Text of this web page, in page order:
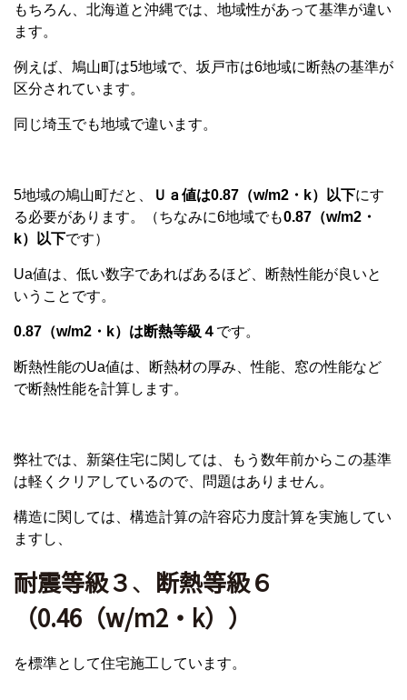
もちろん、北海道と沖縄では、地域性があって基準が違い
ます。
例えば、鳩山町は5地域で、坂戸市は6地域に断熱の基準が
区分されています。
同じ埼玉でも地域で違います。
5地域の鳩山町だと、 Ｕａ値は0.87（w/m2・k）以下にす
る必要があります。（ちなみに6地域でも0.87（w/m2・
k）以下です）
Ua値は、低い数字であればあるほど、断熱性能が良いと
いうことです。
0.87（w/m2・k）は断熱等級４ です。
断熱性能のUa値は、断熱材の厚み、性能、窓の性能など
で断熱性能を計算します。
弊社では、新築住宅に関しては、もう数年前からこの基準
は軽くクリアしているので、問題はありません。
構造に関しては、構造計算の許容応力度計算を実施してい
ますし、
耐震等級３、 断熱等級６
（0.46（w/m2・k））
を標準として住宅施工しています。